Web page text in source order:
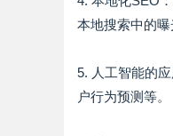
本地搜索中的曝
5. 人工智能的
户行为预测等。